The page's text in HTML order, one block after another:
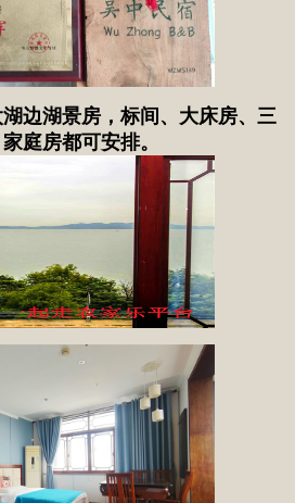
边湖景房，标间、大床房、三
庭房都可安排。